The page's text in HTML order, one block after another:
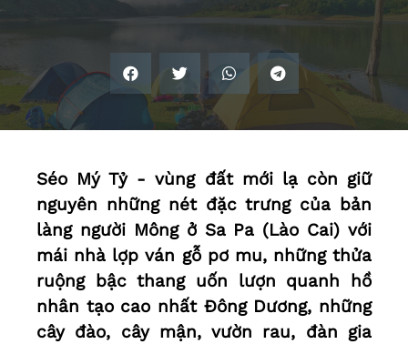
Séo Mý Tỷ - vùng đất mới lạ còn giữ
nguyên những nét đặc trưng của bản
làng người Mông ở Sa Pa (Lào Cai) với
mái nhà lợp ván gỗ pơ mu, những thửa
ruộng bậc thang uốn lượn quanh hồ
nhân tạo cao nhất Đông Dương, những
cây đào, cây mận, vườn rau, đàn gia